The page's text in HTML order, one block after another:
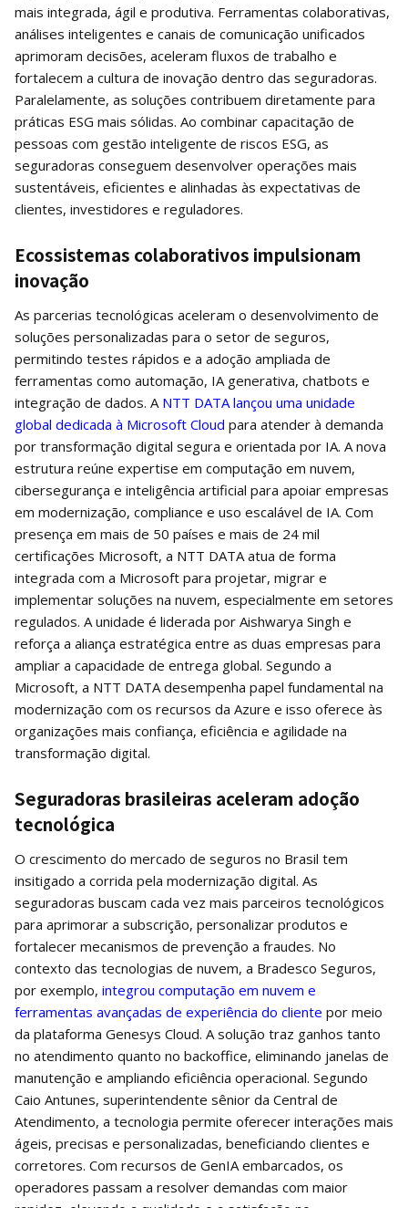
mais integrada, ágil e produtiva. Ferramentas colaborativas,
análises inteligentes e canais de comunicação unificados
aprimoram decisões, aceleram fluxos de trabalho e
fortalecem a cultura de inovação dentro das seguradoras.
Paralelamente, as soluções contribuem diretamente para
práticas ESG mais sólidas. Ao combinar capacitação de
pessoas com gestão inteligente de riscos ESG, as
seguradoras conseguem desenvolver operações mais
sustentáveis, eficientes e alinhadas às expectativas de
clientes, investidores e reguladores.
Ecossistemas colaborativos impulsionam
inovação
As parcerias tecnológicas aceleram o desenvolvimento de
soluções personalizadas para o setor de seguros,
permitindo testes rápidos e a adoção ampliada de
ferramentas como automação, IA generativa, chatbots e
integração de dados. A NTT DATA lançou uma unidade
global dedicada à Microsoft Cloud para atender à demanda
por transformação digital segura e orientada por IA. A nova
estrutura reúne expertise em computação em nuvem,
cibersegurança e inteligência artificial para apoiar empresas
em modernização, compliance e uso escalável de IA. Com
presença em mais de 50 países e mais de 24 mil
certificações Microsoft, a NTT DATA atua de forma
integrada com a Microsoft para projetar, migrar e
implementar soluções na nuvem, especialmente em setores
regulados. A unidade é liderada por Aishwarya Singh e
reforça a aliança estratégica entre as duas empresas para
ampliar a capacidade de entrega global. Segundo a
Microsoft, a NTT DATA desempenha papel fundamental na
modernização com os recursos da Azure e isso oferece às
organizações mais confiança, eficiência e agilidade na
transformação digital.
Seguradoras brasileiras aceleram adoção
tecnológica
O crescimento do mercado de seguros no Brasil tem
insitigado a corrida pela modernização digital. As
seguradoras buscam cada vez mais parceiros tecnológicos
para aprimorar a subscrição, personalizar produtos e
fortalecer mecanismos de prevenção a fraudes. No
contexto das tecnologias de nuvem, a Bradesco Seguros,
por exemplo, integrou computação em nuvem e
ferramentas avançadas de experiência do cliente por meio
da plataforma Genesys Cloud. A solução traz ganhos tanto
no atendimento quanto no backoffice, eliminando janelas de
manutenção e ampliando eficiência operacional. Segundo
Caio Antunes, superintendente sênior da Central de
Atendimento, a tecnologia permite oferecer interações mais
ágeis, precisas e personalizadas, beneficiando clientes e
corretores. Com recursos de GenIA embarcados, os
operadores passam a resolver demandas com maior